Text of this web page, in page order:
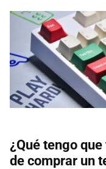
¿Qué tengo
de comprar un